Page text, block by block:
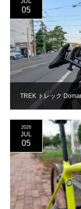
TREK トレック
05
2026
JUL
05